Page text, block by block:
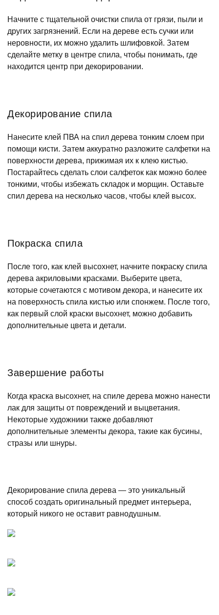
Начните с тщательной очистки спила от грязи, пыли и
других загрязнений. Если на дереве есть сучки или
неровности, их можно удалить шлифовкой. Затем
сделайте метку в центре спила, чтобы понимать, где
находится центр при декорировании.
Декорирование спила
Нанесите клей ПВА на спил дерева тонким слоем при
помощи кисти. Затем аккуратно разложите салфетки на
поверхности дерева, прижимая их к клею кистью.
Постарайтесь сделать слои салфеток как можно более
тонкими, чтобы избежать складок и морщин. Оставьте
спил дерева на несколько часов, чтобы клей высох.
Покраска спила
После того, как клей высохнет, начните покраску спила
дерева акриловыми красками. Выберите цвета,
которые сочетаются с мотивом декора, и нанесите их
на поверхность спила кистью или спонжем. После того,
как первый слой краски высохнет, можно добавить
дополнительные цвета и детали.
Завершение работы
Когда краска высохнет, на спиле дерева можно нанести
лак для защиты от повреждений и выцветания.
Некоторые художники также добавляют
дополнительные элементы декора, такие как бусины,
стразы или шнуры.
Декорирование спила дерева — это уникальный
способ создать оригинальный предмет интерьера,
который никого не оставит равнодушным.